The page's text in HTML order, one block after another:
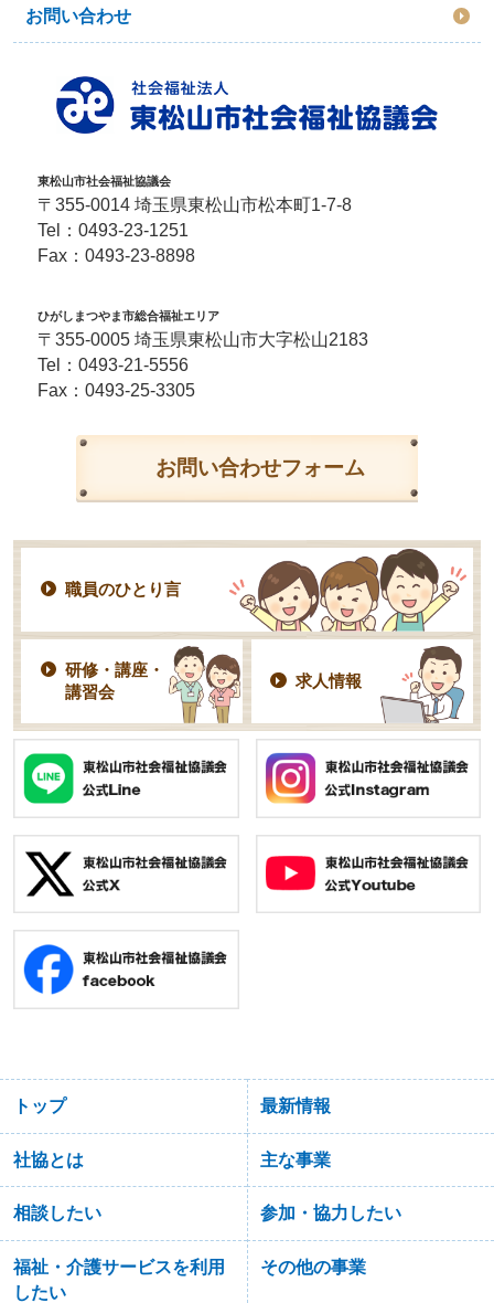
お問い合わせ
東松山市社会福祉協議会
〒355-0014 埼玉県東松山市松本町1-7-8
Tel： 0493-23-1251
Fax：0493-23-8898
ひがしまつやま市総合福祉エリア
〒355-0005 埼玉県東松山市大字松山2183
Tel： 0493-21-5556
Fax：0493-25-3305
お問い合わせフォーム
職員のひとり言
研修・講座・
講習会
求人情報
トップ 最新情報
社協とは 主な事業
相談したい 参加・協力したい
福祉・介護サービスを利用
したい
その他の事業